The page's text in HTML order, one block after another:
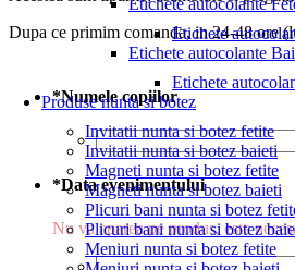
Etichete autocolante
Etichete
Etichete autocolante
Etichete
Produse nunta si botez
Invitatii nunta si botez fetite
Invitatii nunta si botez baieti
Magneti nunta si botez fetite
Magneti nunta si botez baieti
Plicuri bani nunta si botez
Plicuri bani nunta si botez
Meniuri nunta si botez fetite
Dupa ce primim comanda, in 24-48 ore
*Numele copiilor
*Data evenimentului
Nu va aparea pe produs, este